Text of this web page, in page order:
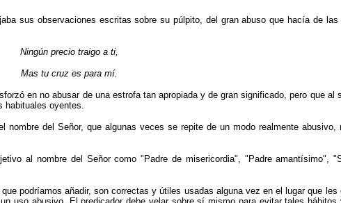
sus observaciones escritas sobre su púlpito, del gran abuso que hacía de las
Ningún precio traigo a ti,
Mas tu cruz es para mí.
en no abusar de una estrofa tan apropiada y de gran significado, pero que al
habituales oyentes.
del Señor, que algunas veces se repite de un modo realmente abusivo,
al nombre del Señor como "Padre de misericordia", "Padre amantísimo",
podríamos añadir, son correctas y útiles usadas alguna vez en el lugar que les